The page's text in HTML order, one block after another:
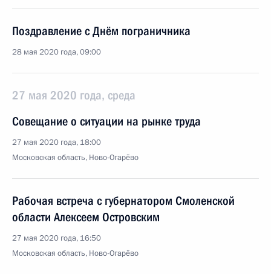
Поздравление с Днём пограничника
28 мая 2020 года, 09:00
27 мая 2020 года, среда
Совещание о ситуации на рынке труда
27 мая 2020 года, 18:00
Московская область, Ново-Огарёво
Рабочая встреча с губернатором Смоленской
области Алексеем Островским
27 мая 2020 года, 16:50
Московская область, Ново-Огарёво